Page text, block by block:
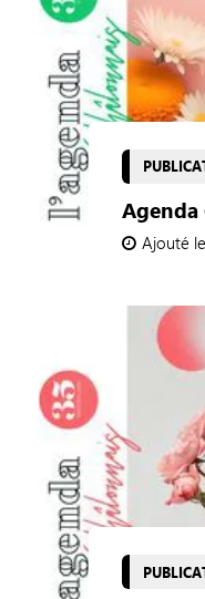
Agenda
Ajouté